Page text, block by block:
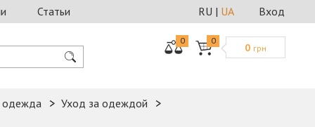
Статьи Вход
RU | UA
0 0
0 грн
одежда
Уход за одеждой